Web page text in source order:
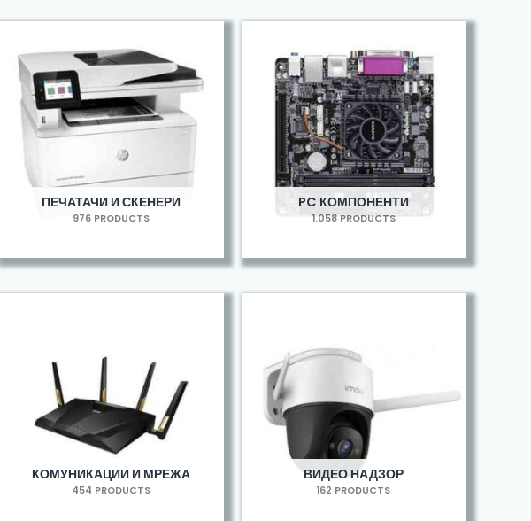
ПЕЧАТАЧИ И СКЕНЕРИ
976 PRODUCTS
PC КОМПОНЕНТИ
1.058 PRODUCTS
КОМУНИКАЦИИ И МРЕЖА
454 PRODUCTS
ВИДЕО НАДЗОР
162 PRODUCTS